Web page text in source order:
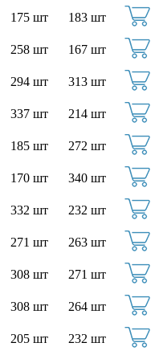
175 шт
183 шт
258 шт
167 шт
294 шт
313 шт
337 шт
214 шт
185 шт
272 шт
170 шт
340 шт
332 шт
232 шт
271 шт
263 шт
308 шт
271 шт
308 шт
264 шт
205 шт
232 шт